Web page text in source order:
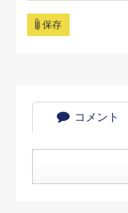
保存
コメント